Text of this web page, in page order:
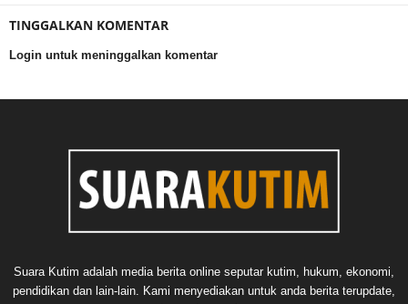
TINGGALKAN KOMENTAR
Login untuk meninggalkan komentar
Suara Kutim adalah media berita online seputar kutim, hukum, ekonomi,
pendidikan dan lain-lain. Kami menyediakan untuk anda berita terupdate,